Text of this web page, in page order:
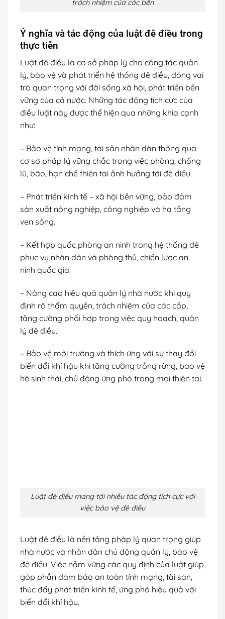
trách nhiệm của các bên
Ý nghĩa và tác động của luật đê điều trong
thực tiễn
Luật đê điều là cơ sở pháp lý cho công tác quản
lý, bảo vệ và phát triển hệ thống đê điều, đóng vai
trò quan trọng với đời sống xã hội, phát triển bền
vững của cả nước. Những tác động tích cực của
điều luật này được thể hiện qua những khía cạnh
như:
– Bảo vệ tính mạng, tài sản nhân dân thông qua
cơ sở pháp lý vững chắc trong việc phòng, chống
lũ, bão, hạn chế thiên tai ảnh hưởng tới đê điều.
– Phát triển kinh tế – xã hội bền vững, bảo đảm
sản xuất nông nghiệp, công nghiệp và hạ tầng
ven sông.
– Kết hợp quốc phòng an ninh trong hệ thống đê
phục vụ nhân dân và phòng thủ, chiến lược an
ninh quốc gia.
– Nâng cao hiệu quả quản lý nhà nước khi quy
định rõ thẩm quyền, trách nhiệm của các cấp,
tăng cường phối hợp trong việc quy hoạch, quản
lý đê điều.
– Bảo vệ môi trường và thích ứng với sự thay đổi
biến đổi khí hậu khi tăng cường trồng rừng, bảo vệ
hệ sinh thái, chủ động ứng phó trong mọi thiên tai.
Luật đê điều mang tới nhiều tác động tích cực với
việc bảo vệ đê điều
Luật đê điều là nền tảng pháp lý quan trọng giúp
nhà nước và nhân dân chủ động quản lý, bảo vệ
đê điều. Việc nắm vững các quy định của luật giúp
góp phần đảm bảo an toàn tính mạng, tài sản,
thúc đẩy phát triển kinh tế, ứng phó hiệu quả với
biến đổi khí hậu.